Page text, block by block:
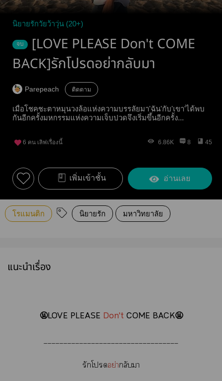
นิยายรักวัยว้าวุ่น (20+)
จบ
[LOVE PLEASE Don't COME
BACK]รักโปรดอย่ากลับมา
Parepeach ติดตาม
เมื่อโชคชะตาหมุนวงล้อแห่งความบรรลัยมา'ฉัน'กับ'เขา'ได้พบ
กันอีกครั้งมหกรรมแห่งความเจ็บปวดจึงเริ่มขึ้นอีกครั้ง...
6 คน เลิฟเรื่องนี้ 6.86K 8 45
เพิ่มเข้าชั้น อ่านเลย
โรแมนติก นิยายรัก มหาวิทยาลัย
แนะนำเรื่อง
🤬LOVE PLEASE Don't COME BACK🤬
__________________________________
รักโอย่ากลับา